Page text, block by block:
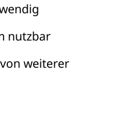
nutzbar
weiterer